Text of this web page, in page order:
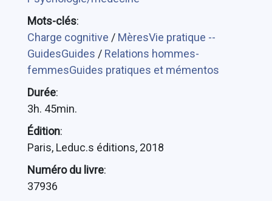
Mots-clés:
Charge cognitive / MèresVie pratique --
GuidesGuides / Relations hommes-
femmesGuides pratiques et mémentos
Durée:
3h. 45min.
Édition:
Paris, Leduc.s éditions, 2018
Numéro du livre:
37936